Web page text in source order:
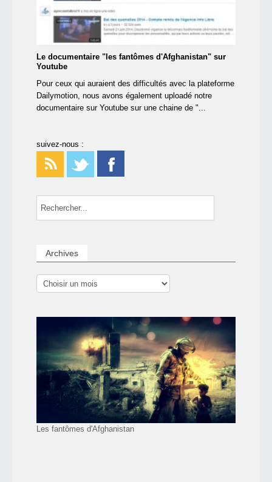
Le documentaire "les fantômes d'Afghanistan" sur
Youtube
Pour ceux qui auraient des difficultés avec la plateforme
Dailymotion, nous avons également uploadé notre
documentaire sur Youtube sur une chaine de "...
suivez-nous :
Archives
Les fantômes d'Afghanistan